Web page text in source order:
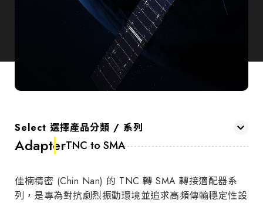
Select 選擇產品分類 / 系列
AdapterTNC to SMA
佳楠精密 (Chin Nan) 的 TNC 轉 SMA 轉接適配器系
列，是專為對抗劇烈振動環境並追求高頻傳輸穩定性設